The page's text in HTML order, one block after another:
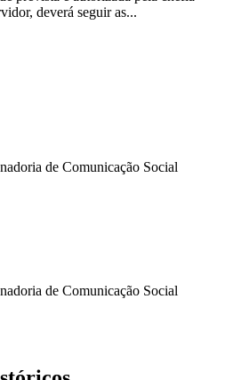
deverá seguir as...
de Comunicação Social
de Comunicação Social